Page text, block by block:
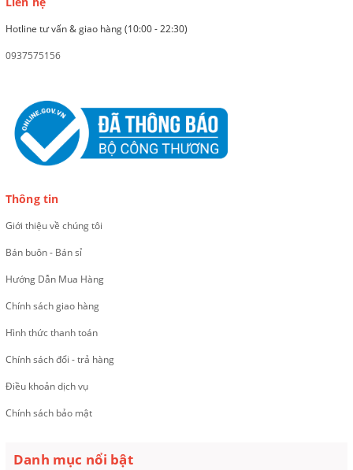
Hotline tư vấn & giao hàng (10:00 - 22:30)
0937575156
Thông tin
Giới thiệu về chúng tôi
Bán buôn - Bán sỉ
Hướng Dẫn Mua Hàng
Chính sách giao hàng
Hình thức thanh toán
Chính sách đổi - trả hàng
Điều khoản dịch vụ
Chính sách bảo mật
Danh mục nổi bật